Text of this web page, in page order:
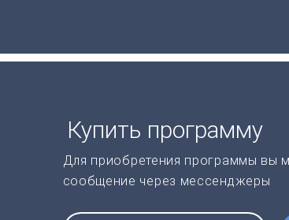
Купить программу
Для приобретения программы вы
сообщение через мессенджеры